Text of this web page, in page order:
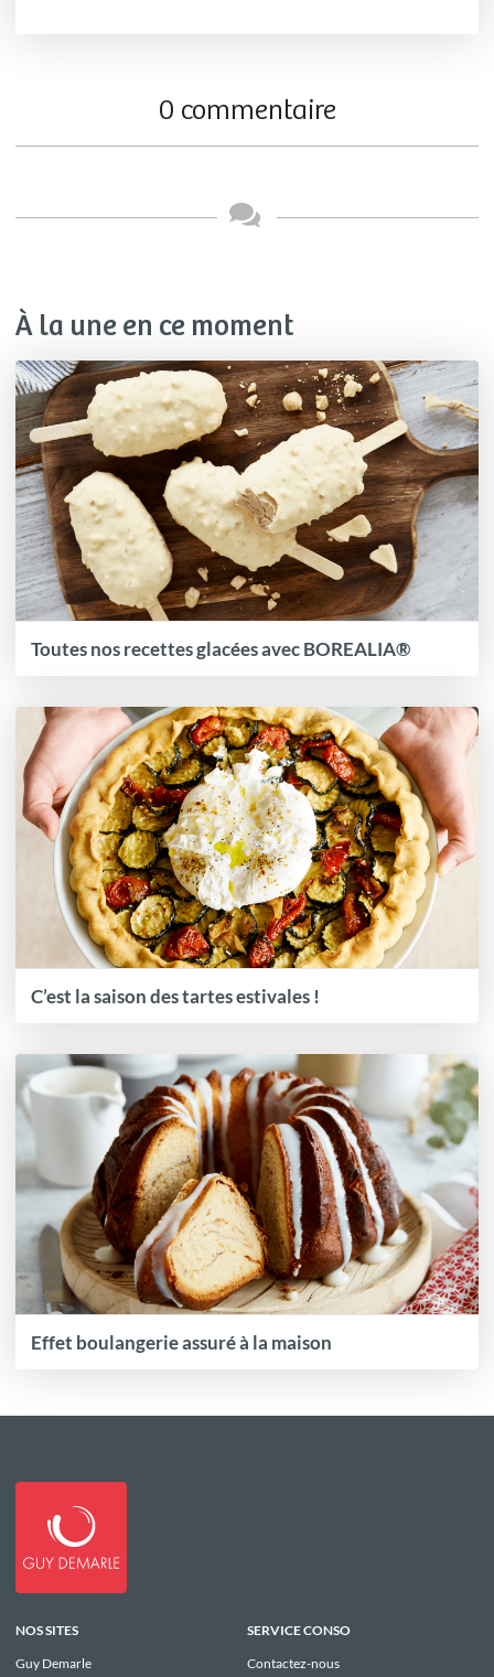
0 commentaire
À la une en ce moment
Toutes nos recettes glacées avec BOREALIA®
C’est la saison des tartes estivales !
Effet boulangerie assuré à la maison
NOS SITES
Guy Demarle
SERVICE CONSO
Contactez-nous